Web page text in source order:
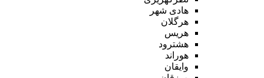
هادی شهر
هرگلان
هریس
هشترود
هوراند
وایقان